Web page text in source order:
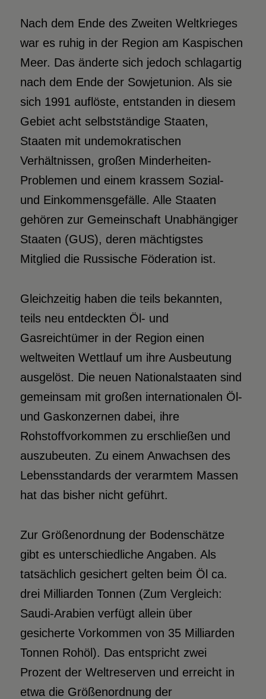
Nach dem Ende des Zweiten Weltkrieges
war es ruhig in der Region am Kaspischen
Meer. Das änderte sich jedoch schlagartig
nach dem Ende der Sowjetunion. Als sie
sich 1991 auflöste, entstanden in diesem
Gebiet acht selbstständige Staaten,
Staaten mit undemokratischen
Verhältnissen, großen Minderheiten-
Problemen und einem krassem Sozial-
und Einkommensgefälle. Alle Staaten
gehören zur Gemeinschaft Unabhängiger
Staaten (GUS), deren mächtigstes
Mitglied die Russische Föderation ist.
Gleichzeitig haben die teils bekannten,
teils neu entdeckten Öl- und
Gasreichtümer in der Region einen
weltweiten Wettlauf um ihre Ausbeutung
ausgelöst. Die neuen Nationalstaaten sind
gemeinsam mit großen internationalen Öl-
und Gaskonzernen dabei, ihre
Rohstoffvorkommen zu erschließen und
auszubeuten. Zu einem Anwachsen des
Lebensstandards der verarmtem Massen
hat das bisher nicht geführt.
Zur Größenordnung der Bodenschätze
gibt es unterschiedliche Angaben. Als
tatsächlich gesichert gelten beim Öl ca.
drei Milliarden Tonnen (Zum Vergleich:
Saudi-Arabien verfügt allein über
gesicherte Vorkommen von 35 Milliarden
Tonnen Rohöl). Das entspricht zwei
Prozent der Weltreserven und erreicht in
etwa die Größenordnung der